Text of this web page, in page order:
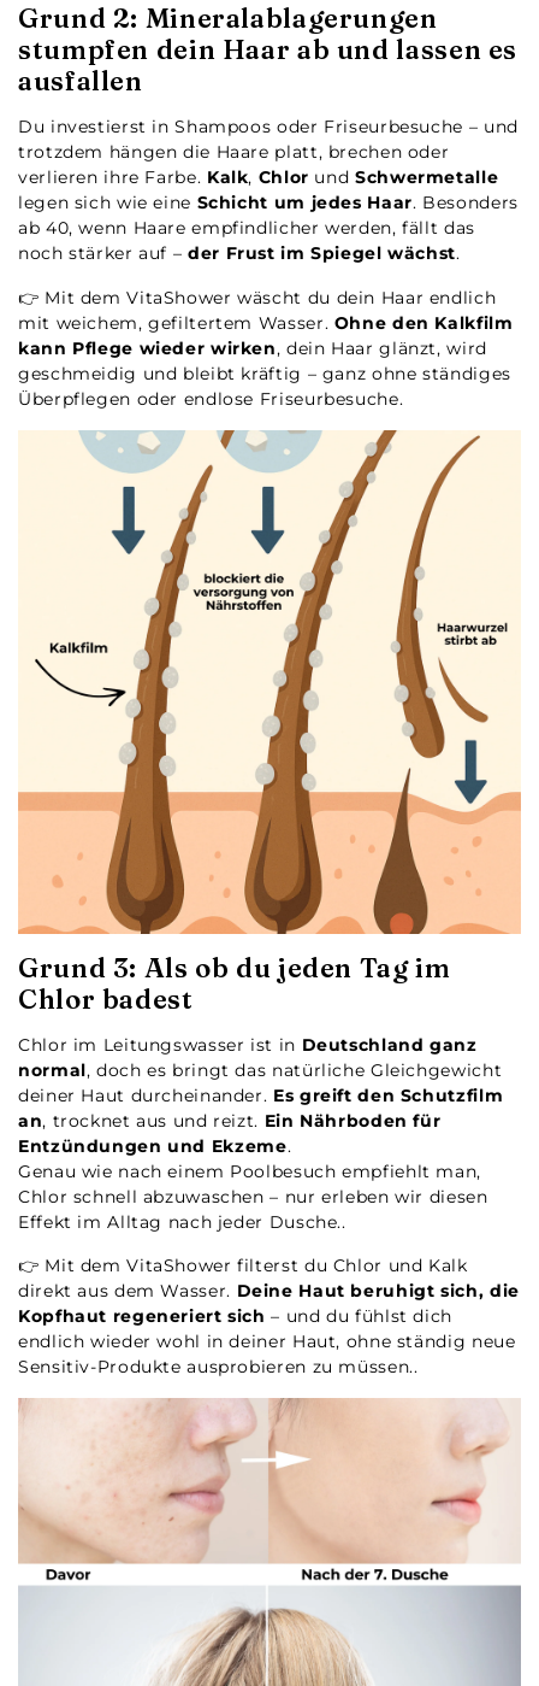
Grund 2: Mineralablagerungen
stumpfen dein Haar ab und lassen es
ausfallen
Du investierst in Shampoos oder Friseurbesuche – und
trotzdem hängen die Haare platt, brechen oder
verlieren ihre Farbe. Kalk, Chlor und Schwermetalle
legen sich wie eine Schicht um jedes Haar. Besonders
ab 40, wenn Haare empfindlicher werden, fällt das
noch stärker auf – der Frust im Spiegel wächst.
👉 Mit dem VitaShower wäscht du dein Haar endlich
mit weichem, gefiltertem Wasser. Ohne den Kalkfilm
kann Pflege wieder wirken, dein Haar glänzt, wird
geschmeidig und bleibt kräftig – ganz ohne ständiges
Überpflegen oder endlose Friseurbesuche.
Grund 3: Als ob du jeden Tag im
Chlor badest
Chlor im Leitungswasser ist in Deutschland ganz
normal, doch es bringt das natürliche Gleichgewicht
deiner Haut durcheinander. Es greift den Schutzfilm
an, trocknet aus und reizt. Ein Nährboden für
Entzündungen und Ekzeme.
Genau wie nach einem Poolbesuch empfiehlt man,
Chlor schnell abzuwaschen – nur erleben wir diesen
Effekt im Alltag nach jeder Dusche..
👉 Mit dem VitaShower filterst du Chlor und Kalk
direkt aus dem Wasser. Deine Haut beruhigt sich, die
Kopfhaut regeneriert sich – und du fühlst dich
endlich wieder wohl in deiner Haut, ohne ständig neue
Sensitiv-Produkte ausprobieren zu müssen..